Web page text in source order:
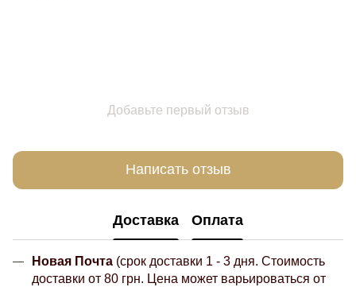
Добавьте первый отзыв
Написать отзыв
Доставка Оплата
Новая Почта (срок доставки 1 - 3 дня. Стоимость
доставки от 80 грн. Цена может варьироваться от